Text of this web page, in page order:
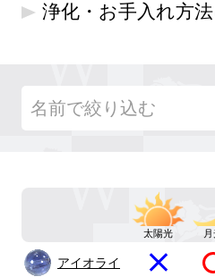
浄化・お手入れ方
太陽光
アイオライ